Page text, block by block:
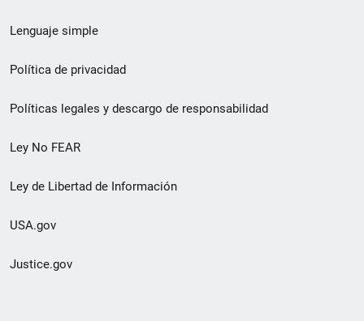
de
pie
de
página
Lenguaje simple
Política de privacidad
Políticas legales y descargo de responsabilidad
Ley No FEAR
Ley de Libertad de Información
USA.gov
Justice.gov